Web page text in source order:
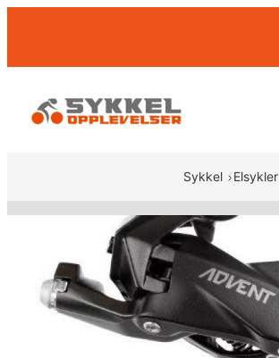
Sykkel Elsykler